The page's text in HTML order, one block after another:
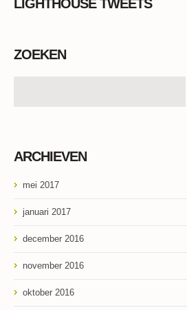
LIGHTHOUSE TWEETS
ZOEKEN
ARCHIEVEN
mei 2017
januari 2017
december 2016
november 2016
oktober 2016